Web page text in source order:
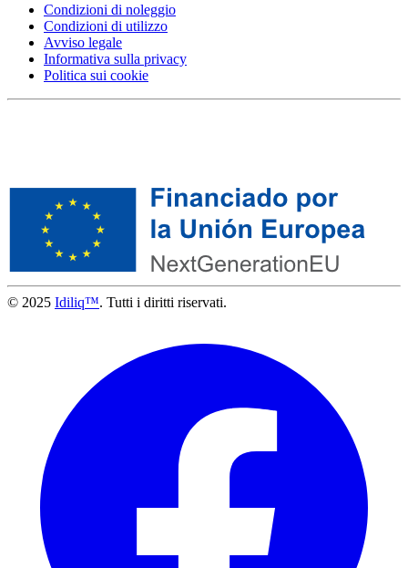
Condizioni di noleggio
Condizioni di utilizzo
Avviso legale
Informativa sulla privacy
Politica sui cookie
© 2025 Idiliq™. Tutti i diritti riservati.